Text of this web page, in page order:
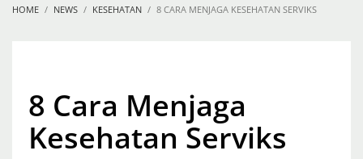
HOME NEWS KESEHATAN 8 CARA MENJAGA KESEHATAN SERVIKS
8 Cara Menjaga
Kesehatan Serviks